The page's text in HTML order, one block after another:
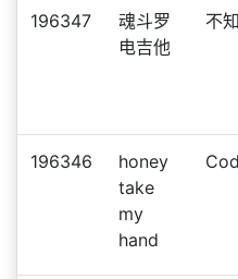
196347
魂斗罗
电吉他
不
196346
honey
take
my
hand